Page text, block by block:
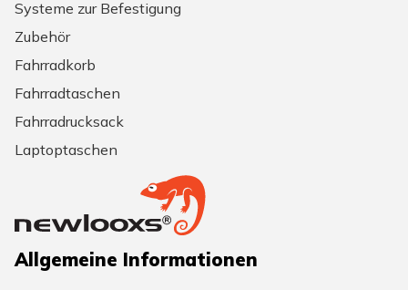
Systeme zur Befestigung
Zubehör
Fahrradkorb
Fahrradtaschen
Fahrradrucksack
Laptoptaschen
Allgemeine Informationen